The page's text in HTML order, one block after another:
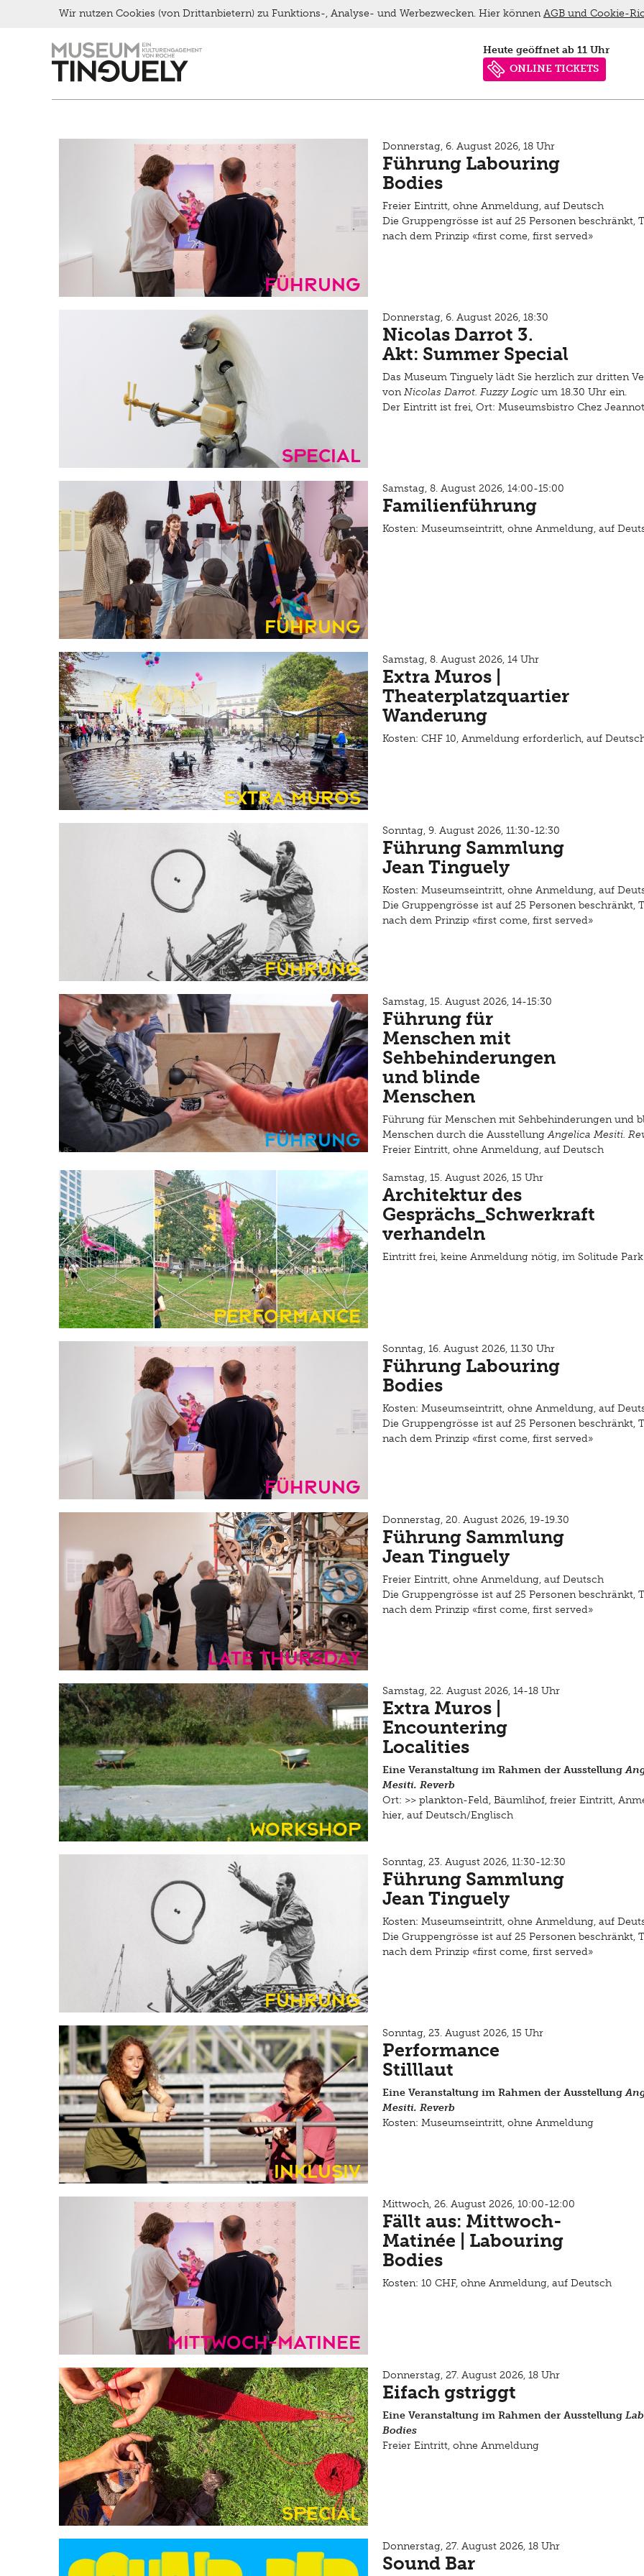
Hauptnavigation
heute geöffnet ab 11 Uhr
ONLINE TICKETS
Führung
Donnerstag, 6. August 2026, 18 Uhr
Führung Labouring
Bodies
Freier Eintritt, ohne Anmeldung, auf Deutsch
Die Gruppengrösse ist auf 25 Personen beschränkt,
nach dem Prinzip «first come, first served»
Special
Donnerstag, 6. August 2026, 18:30
Nicolas Darrot 3.
Akt: Summer Special
Das Museum Tinguely lädt Sie herzlich zur dritten
vonNicolas Darrot. Fuzzy Logic um 18.30 Uhr ein.
Der Eintritt ist frei, Ort: Museumsbistro Chez Jeannot
Führung
Samstag, 8. August 2026, 14:00-15:00
Familienführung
Kosten: Museumseintritt, ohne Anmeldung, auf
Extra Muros
Samstag, 8. August 2026, 14 Uhr
Extra Muros |
Theaterplatzquartier
Wanderung
Kosten: CHF 10, Anmeldung erforderlich, auf
Führung
Sonntag, 9. August 2026, 11:30-12:30
Führung Sammlung
Jean Tinguely
Kosten: Museumseintritt, ohne Anmeldung, auf
Die Gruppengrösse ist auf 25 Personen beschränkt,
nach dem Prinzip «first come, first served»
Führung
Samstag, 15. August 2026, 14-15:30
Führung für
Menschen mit
Sehbehinderungen
und blinde
Menschen
Führung für Menschen mit Sehbehinderungen und
Menschen durch die AusstellungAngelica Mesiti.
Freier Eintritt, ohne Anmeldung, auf Deutsch
Performance
Samstag, 15. August 2026, 15 Uhr
Architektur des
Gesprächs_Schwerkraft
verhandeln
Eintritt frei, keine Anmeldung nötig, im Solitude Park
Führung
Sonntag, 16. August 2026, 11.30 Uhr
Führung Labouring
Bodies
Kosten: Museumseintritt, ohne Anmeldung, auf
Die Gruppengrösse ist auf 25 Personen beschränkt,
nach dem Prinzip «first come, first served»
Late Thursday
Donnerstag, 20. August 2026, 19-19.30
Führung Sammlung
Jean Tinguely
Freier Eintritt, ohne Anmeldung, auf Deutsch
Die Gruppengrösse ist auf 25 Personen beschränkt,
nach dem Prinzip «first come, first served»
Workshop
Samstag, 22. August 2026, 14-18 Uhr
Extra Muros |
Encountering
Localities
Eine Veranstaltung im Rahmen der Ausstellung
Mesiti. Reverb
Ort: >> plankton-Feld, Bäumlihof, freier Eintritt,
hier, auf Deutsch/Englisch
Führung
Sonntag, 23. August 2026, 11:30-12:30
Führung Sammlung
Jean Tinguely
Kosten: Museumseintritt, ohne Anmeldung, auf
Die Gruppengrösse ist auf 25 Personen beschränkt,
nach dem Prinzip «first come, first served»
Inklusiv
Sonntag, 23. August 2026, 15 Uhr
Performance
Stilllaut
Eine Veranstaltung im Rahmen der Ausstellung
Mesiti. Reverb
Kosten: Museumseintritt, ohne Anmeldung
mittwoch-matinee
Mittwoch, 26. August 2026, 10:00-12:00
Fällt aus: Mittwoch-
Matinée | Labouring
Bodies
Kosten: 10 CHF, ohne Anmeldung, auf Deutsch
Special
Donnerstag, 27. August 2026, 18 Uhr
Eifach gstriggt
Eine Veranstaltung im Rahmen der Ausstellung
Bodies
Freier Eintritt, ohne Anmeldung
Donnerstag, 27. August 2026, 18 Uhr
Sound Bar
Wir nutzen Cookies (von Drittanbietern) zu Funktions-, Analyse- und Werbezwecken. Hier könnenAGB und Cookie-